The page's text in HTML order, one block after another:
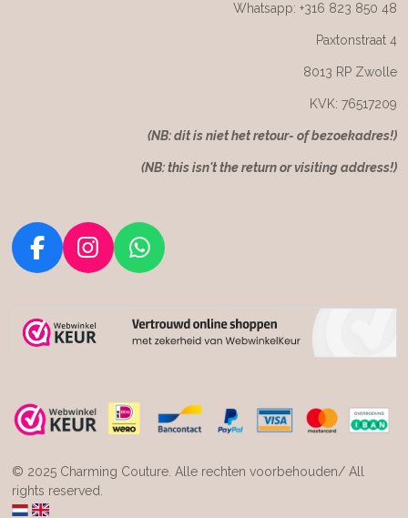
Whatsapp: +316 823 850 48
Paxtonstraat 4
8013 RP Zwolle
KVK: 76517209
(NB: dit is niet het retour- of bezoekadres!)
(NB: this isn't the return or visiting address!)
F
e
o
k
I
t
r
a
W
t
p
p
© 2025 Charming Couture. Alle rechten voorbehouden/ All
rights reserved.